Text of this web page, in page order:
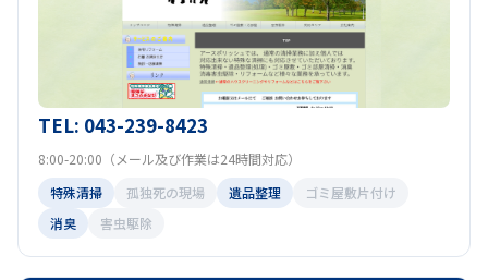
TEL: 043-239-8423
8:00-20:00（メール及び作業は24時間対応）
特殊清掃
孤独死の現場 遺品整理
ゴミ屋敷片付け
消臭
害虫駆除